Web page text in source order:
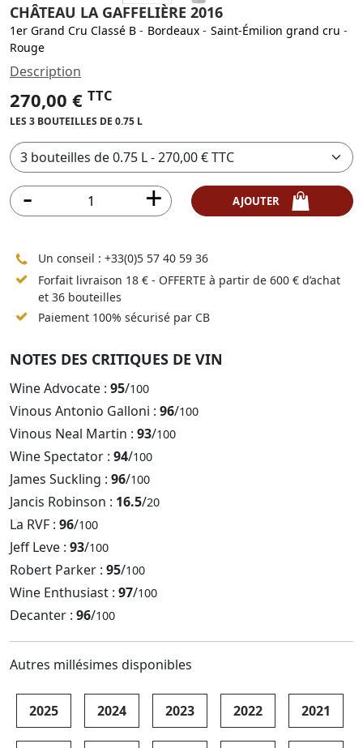
CHÂTEAU LA GAFFELIÈRE 2016
1er Grand Cru Classé B - Bordeaux - Saint-Émilion grand cru -
Rouge
Description
270,00 € TTC
LES 3 BOUTEILLES DE 0.75 L
Un conseil : +33(0)5 57 40 59 36
Forfait livraison 18 € - OFFERTE à partir de 600 € d’achat
et 36 bouteilles
Paiement 100% sécurisé par CB
NOTES DES CRITIQUES DE VIN
Wine Advocate : 95/100
Vinous Antonio Galloni : 96/100
Vinous Neal Martin : 93/100
Wine Spectator : 94/100
James Suckling : 96/100
Jancis Robinson : 16.5/20
La RVF : 96/100
Jeff Leve : 93/100
Robert Parker : 95/100
Wine Enthusiast : 97/100
Decanter : 96/100
Autres millésimes disponibles
2025 2024 2023 2022 2021